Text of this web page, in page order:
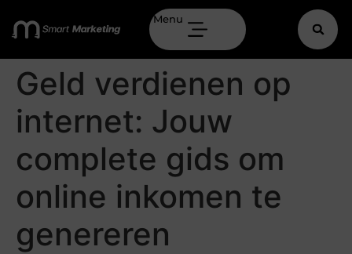
Menu
Geld verdienen op
internet: Jouw
complete gids om
online inkomen te
genereren